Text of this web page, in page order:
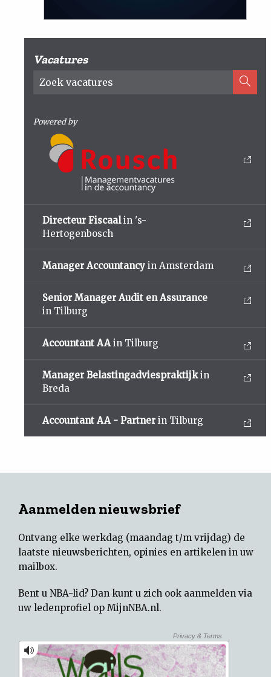
Vacatures
Powered by
Directeur Fiscaalin 's-
Hertogenbosch
Manager Accountancy in Amsterdam
Senior Manager Audit en Assurance
in Tilburg
Accountant AAin Tilburg
Manager Belastingadviespraktijkin
Breda
Accountant AA - Partner in Tilburg
Aanmelden nieuwsbrief
Ontvang elke werkdag (maandag t/m vrijdag) de
laatste nieuwsberichten, opinies en artikelen in uw
mailbox.
Bent u NBA-lid? Dan kunt u zich ook aanmelden via
uw ledenprofiel op MijnNBA.nl.